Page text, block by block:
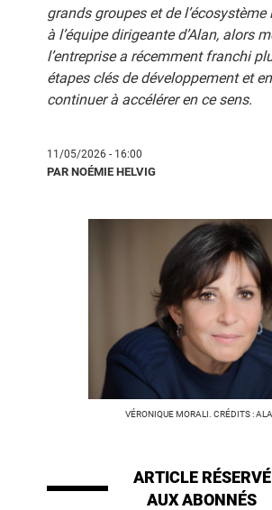
grands groupes et de
à l’équipe dirigeante d’Alan, alors
l’entreprise a récemment franchi
étapes clés de développement et
continuer à accélérer en ce sens.
11/05/2026 - 16:00
PAR NOÉMIE HELVIG
VÉRONIQUE MORALI. CRÉDITS :
ARTICLE RÉSERVÉ
AUX ABONNÉS